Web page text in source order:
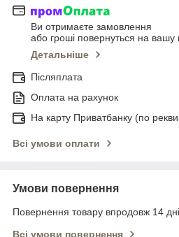
Ви отримаєте замовлення
або гроші повернуться на вашу
Детальніше
Післяплата
Оплата на рахунок
На карту Приватбанку (по
Всі умови оплати
Умови повернення
Повернення товару впродовж 14
Всі умови повернення